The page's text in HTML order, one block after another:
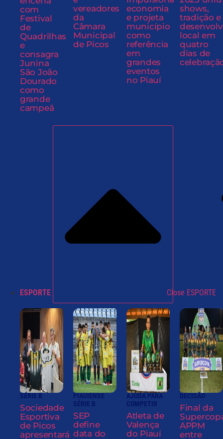
com
Festival
de
Quadrilhas
e
consagra
Junina
São João
Dourado
como
grande
campeã
vereadores
da
Câmara
Municipal
de Picos
economia
e projeta
município
como
referência
em
grandes
eventos
no Piauí
shows,
tradição e
local em
quatro
dias de
ESPORTE Close ESPORTE
SÉRIE B
Sociedade
Esportiva
de Picos
apresentará
PIAUIENSE
SÉRIE B
SEP
define
data do
AJUDA PARA
COMPETIR
Atleta de
Valença
do Piauí
DECISÃO
Final da
APPM
entre